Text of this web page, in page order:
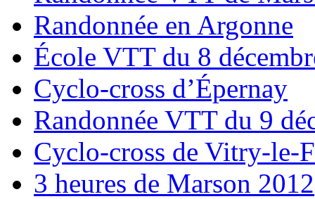
Randonnée en Argonne
École VTT du 8
Cyclo-cross d’Épernay
Randonnée VTT du 9
Cyclo-cross de Vitry-le-
3 heures de Marson 2012